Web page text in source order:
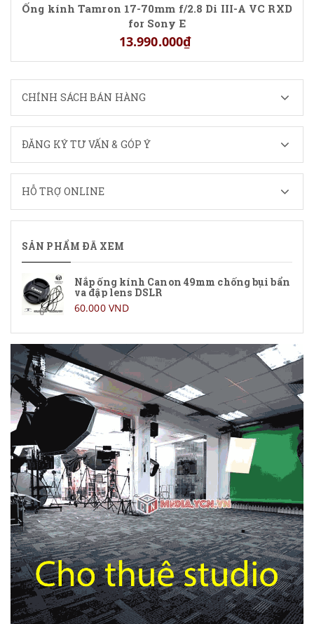
Ống kính Tamron 17-70mm f/2.8 Di III-A VC RXD
for Sony E
13.990.000₫
CHÍNH SÁCH BÁN HÀNG
ĐĂNG KÝ TƯ VẤN & GÓP Ý
HỖ TRỢ ONLINE
SẢN PHẨM ĐÃ XEM
Nắp ống kính Canon 49mm chống bụi bẩn
va đập lens DSLR
60.000 VND